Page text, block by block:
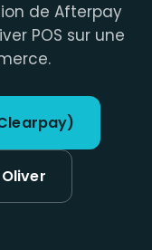
de Afterpay
POS sur une